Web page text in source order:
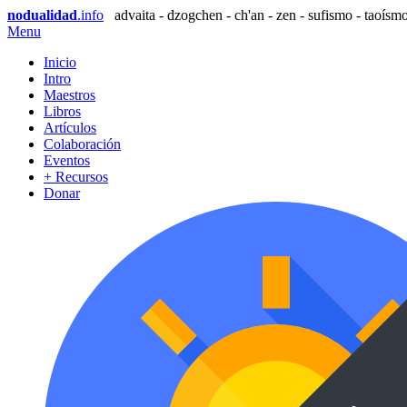
nodualidad.info
advaita - dzogchen - ch'an - zen - sufismo -
Menu
Inicio
Intro
Maestros
Libros
Artículos
Colaboración
Eventos
+ Recursos
Donar